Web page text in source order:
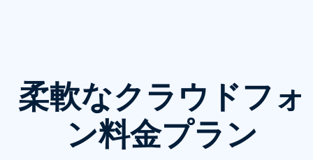
柔軟なクラウドフォ
ン料金プラン